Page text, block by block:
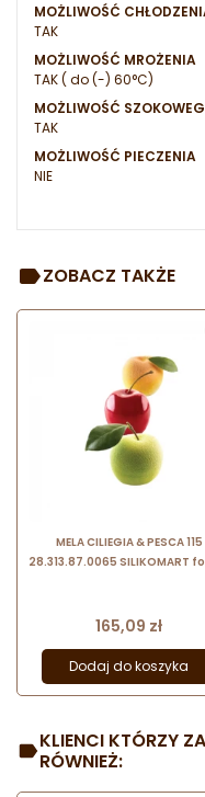
MOŻLIWOŚĆ
TAK
MOŻLIWOŚĆ MROŻENIA
TAK ( do (-) 60°C)
MOŻLIWOŚĆ
TAK
MOŻLIWOŚĆ PIECZENIA
NIE
ZOBACZ TAKŻE
MELA CILIEGIA & PESCA 115
28.313.87.0065 SILIKOMART
Cena
165,09 zł
Dodaj do koszyka
KLIENCI KTÓRZY
RÓWNIEŻ: